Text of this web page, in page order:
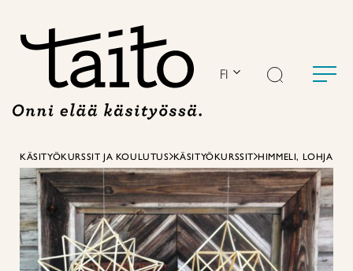
FI
KÄSITYÖKURSSIT JA KOULUTUS KÄSITYÖKURSSIT HIMMELI, LOHJA